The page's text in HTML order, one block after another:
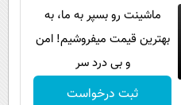
ماشینت رو بسپر به ما، به
بهترین قیمت میفروشیم! امن
و بی درد سر
ثبت درخواست